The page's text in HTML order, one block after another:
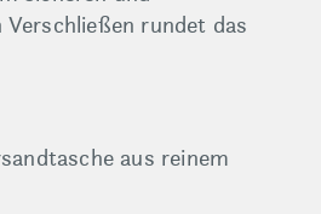
rundet das
aus reinem